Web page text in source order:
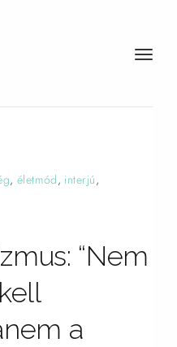
t
g
, életmód, interjú,
“Nem
a